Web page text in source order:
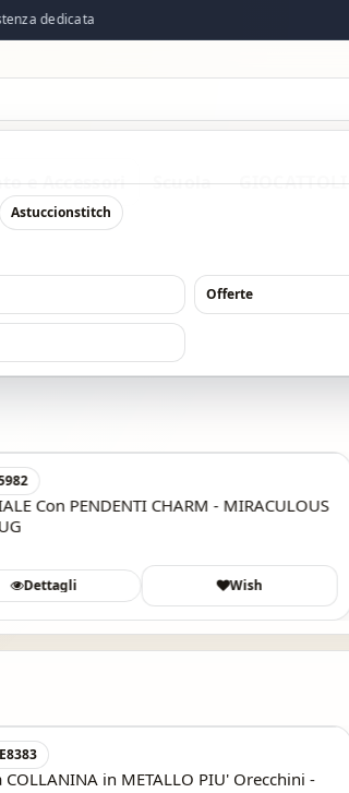
dedicata
Astuccionstitch
Offerte
e Accessori Scuola GIOCATTOLI
Con PENDENTI CHARM - MIRACULOUS
Dettagli Wish
COLLANINA in METALLO PIU' Orecchini -